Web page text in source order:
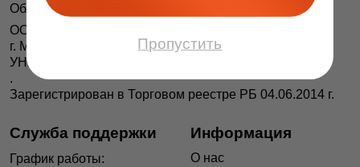
Пропустить
Облачная система продажи билетов, 2013 — 2026
ООО «БЕЗКАССИРА БАЙ» Республика Беларусь
г. Минск, ул. Короля, 9, оф. 1
УНП 193615562
.
Зарегистрирован в Торговом реестре РБ 04.06.2014 г.
Служба поддержки
График работы:
Информация
О нас